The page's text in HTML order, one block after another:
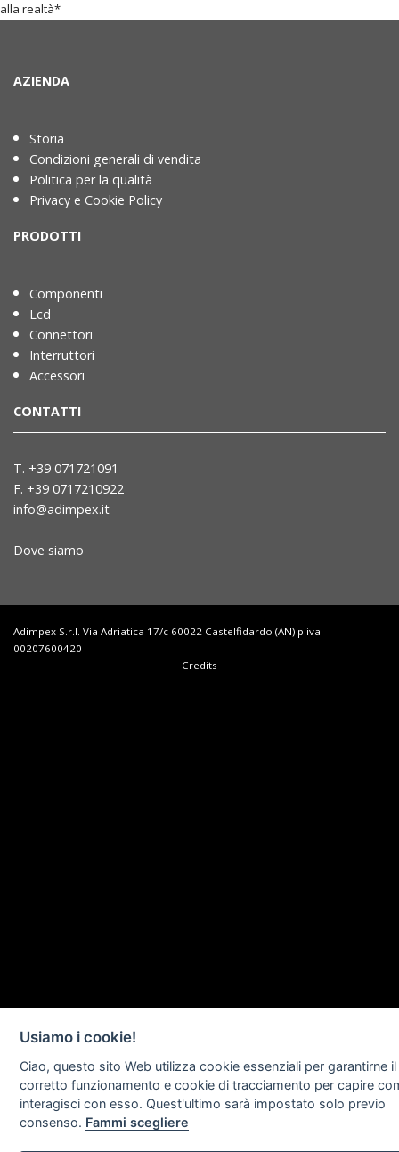
alla realtà*
AZIENDA
Storia
Condizioni generali di vendita
Politica per la qualità
Privacy e Cookie Policy
PRODOTTI
Componenti
Lcd
Connettori
Interruttori
Accessori
CONTATTI
T. +39 071721091
F. +39 0717210922
info@adimpex.it
Dove siamo
Adimpex S.r.l. Via Adriatica 17/c 60022 Castelfidardo (AN) p.iva
00207600420
Credits
Usiamo i cookie!
Ciao, questo sito Web utilizza cookie essenziali per garantirne il
corretto funzionamento e cookie di tracciamento per capire
interagisci con esso. Quest'ultimo sarà impostato solo previo
consenso. Fammi scegliere